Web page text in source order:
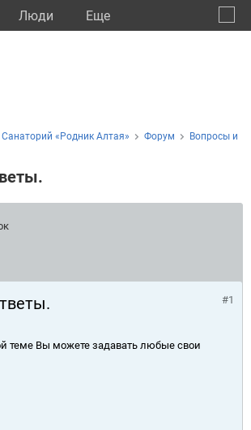
Люди Eще
Санаторий «Родник Алтая» Форум
Вопросы и
#1
теме Вы можете задавать любые свои